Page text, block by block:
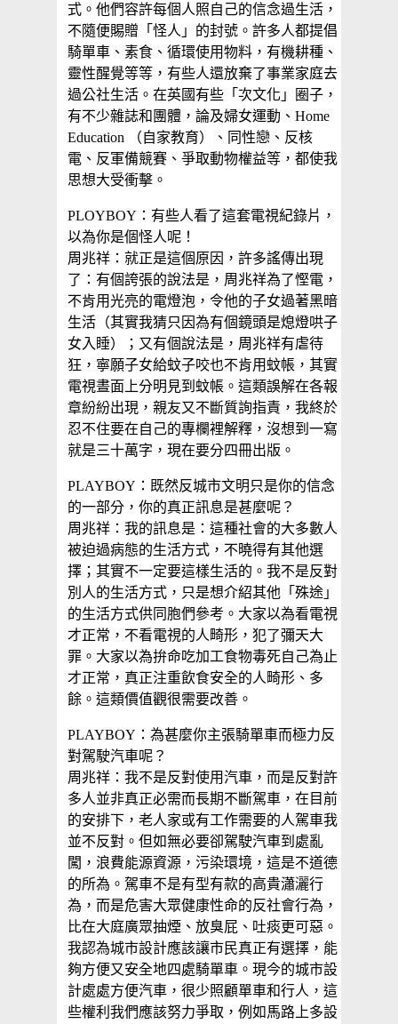
式。他們容許每個人照自己的信念過生活，
不隨便賜贈「怪人」的封號。許多人都提倡
騎單車、素食、循環使用物料，有機耕種、
靈性醒覺等等，有些人還放棄了事業家庭去
過公社生活。在英國有些「次文化」圈子，
有不少雜誌和團體，論及婦女運動、Home
Education （自家教育）、同性戀、反核
電、反軍備競賽、爭取動物權益等，都使我
思想大受衝擊。
PLOYBOY：有些人看了這套電視紀錄片，
以為你是個怪人呢！
周兆祥：就正是這個原因，許多謠傳出現
了：有個誇張的說法是，周兆祥為了慳電，
不肯用光亮的電燈泡，令他的子女過著黑暗
生活（其實我猜只因為有個鏡頭是熄燈哄子
女入睡）；又有個說法是，周兆祥有虐待
狂，寧願子女給蚊子咬也不肯用蚊帳，其實
電視晝面上分明見到蚊帳。這類誤解在各報
章紛紛出現，親友又不斷質詢指責，我終於
忍不住要在自己的專欄裡解釋，沒想到一寫
就是三十萬字，現在要分四冊出版。
PLAYBOY：既然反城市文明只是你的信念
的一部分，你的真正訊息是甚麼呢？
周兆祥：我的訊息是：這種社會的大多數人
被迫過病態的生活方式，不曉得有其他選
擇；其實不一定要這樣生活的。我不是反對
別人的生活方式，只是想介紹其他「殊途」
的生活方式供同胞們參考。大家以為看電視
才正常，不看電視的人畸形，犯了彌天大
罪。大家以為拚命吃加工食物毒死自己為止
才正常，真正注重飲食安全的人畸形、多
餘。這類價值觀很需要改善。
PLAYBOY：為甚麼你主張騎單車而極力反
對駕駛汽車呢？
周兆祥：我不是反對使用汽車，而是反對許
多人並非真正必需而長期不斷駕車，在目前
的安排下，老人家或有工作需要的人駕車我
並不反對。但如無必要卻駕駛汽車到處亂
闖，浪費能源資源，污染環境，這是不道德
的所為。駕車不是有型有款的高貴瀟灑行
為，而是危害大眾健康性命的反社會行為，
比在大庭廣眾抽煙、放臭屁、吐痰更可惡。
我認為城市設計應該讓市民真正有選擇，能
夠方便又安全地四處騎單車。現今的城市設
計處處方便汽車，很少照顧單車和行人，這
些權利我們應該努力爭取，例如馬路上多設